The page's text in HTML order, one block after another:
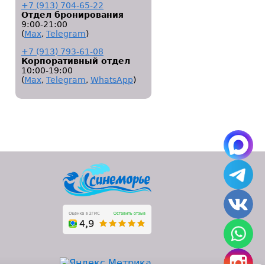
+7 (913) 704-65-22
Отдел бронирования
9:00-21:00
(Мах, Telegram)
+7 (913) 793-61-08
Корпоративный отдел
10:00-19:00
(Мах, Telegram, WhatsApp)